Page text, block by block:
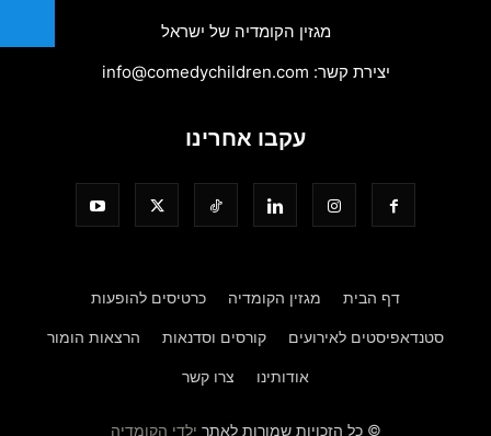
מגזין הקומדיה של ישראל
יצירת קשר: info@comedychildren.com
עקבו אחרינו
דף הבית מגזין הקומדיה כרטיסים להופעות
סטנדאפיסטים לאירועים קורסים וסדנאות הרצאות הומור
אודותינו צרו קשר
© כל הזכויות שמורות לאתר ילדי הקומדיה